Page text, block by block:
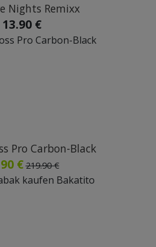
Nights Remixx
13.90 €
Pro Carbon-Black
€ 219.90 €